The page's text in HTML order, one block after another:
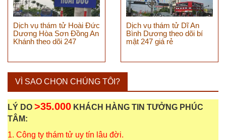
Dịch vụ thám tử Hoài Đức
Dương Hòa Sơn Đồng An
Khánh theo dõi 247
Dịch vụ thám tử Dĩ An
Bình Dương theo dõi bí
mật 247 giá rẻ
VÌ SAO CHỌN CHÚNG TÔI?
LÝ DO >35.000 KHÁCH HÀNG TIN TƯỞNG PHÚC
TÂM:
1. Công ty thám tử uy tín lâu đời.